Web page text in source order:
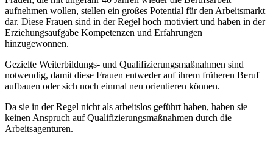
aufnehmen wollen, stellen ein großes Potential für den Arbeitsmarkt
dar. Diese Frauen sind in der Regel hoch motiviert und haben in der
Erziehungsaufgabe Kompetenzen und Erfahrungen
hinzugewonnen.
Gezielte Weiterbildungs- und Qualifizierungsmaßnahmen sind
notwendig, damit diese Frauen entweder auf ihrem früheren Beruf
aufbauen oder sich noch einmal neu orientieren können.
Da sie in der Regel nicht als arbeitslos geführt haben, haben sie
keinen Anspruch auf Qualifizierungsmaßnahmen durch die
Arbeitsagenturen.